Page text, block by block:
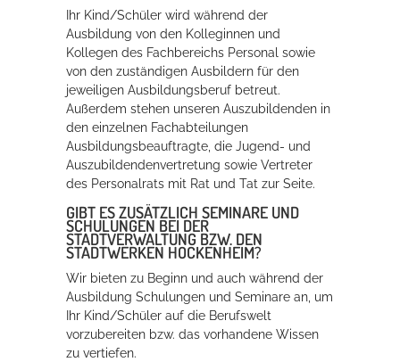
Ihr Kind/Schüler wird während der
Ausbildung von den Kolleginnen und
Kollegen des Fachbereichs Personal sowie
von den zuständigen Ausbildern für den
jeweiligen Ausbildungsberuf betreut.
Außerdem stehen unseren Auszubildenden in
den einzelnen Fachabteilungen
Ausbildungsbeauftragte, die Jugend- und
Auszubildendenvertretung sowie Vertreter
des Personalrats mit Rat und Tat zur Seite.
GIBT ES ZUSÄTZLICH SEMINARE UND
SCHULUNGEN BEI DER
STADTVERWALTUNG BZW. DEN
STADTWERKEN HOCKENHEIM?
Wir bieten zu Beginn und auch während der
Ausbildung Schulungen und Seminare an, um
Ihr Kind/Schüler auf die Berufswelt
vorzubereiten bzw. das vorhandene Wissen
zu vertiefen.